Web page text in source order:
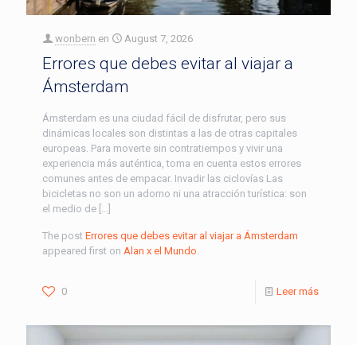
wonbern en August 7, 2026
Errores que debes evitar al viajar a
Ámsterdam
Ámsterdam es una ciudad fácil de disfrutar, pero sus
dinámicas locales son distintas a las de otras capitales
europeas. Para moverte sin contratiempos y vivir una
experiencia más auténtica, toma en cuenta estos errores
comunes antes de empacar. Invadir las ciclovías Las
bicicletas no son un adorno ni una atracción turística: son
el medio de […]
The post Errores que debes evitar al viajar a Ámsterdam
appeared first on Alan x el Mundo.
0 Leer más